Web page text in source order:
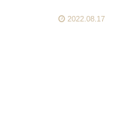
2022.08.17